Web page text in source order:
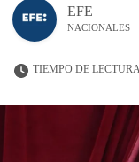
EFE
NACIONALES
TIEMPO DE